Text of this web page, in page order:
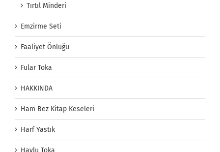
Tırtıl Minderi
Emzirme Seti
Faaliyet Önlüğü
Fular Toka
HAKKINDA
Ham Bez Kitap Keseleri
Harf Yastık